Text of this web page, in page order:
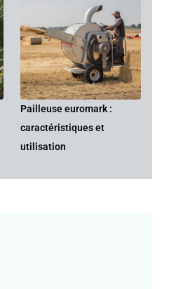
Pailleuse euromark :
caractéristiques et
utilisation